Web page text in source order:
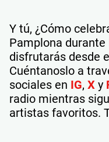
Y tú, ¿Cómo
Pamplona
disfrutarás desde
Cuéntanoslo a
sociales en IG, X y
radio mientras
artistas favoritos.